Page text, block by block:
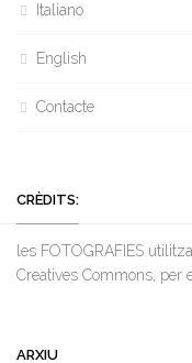
Italiano
English
Contacte
CRÈDITS:
les FOTOGRAFIES
Creatives Commons, per
ARXIU